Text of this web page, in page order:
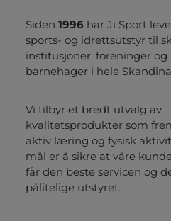
Bestilling av varen er en
mottatt bestillingen din,
levering og sender
Bestillingen er først
godkjent fraktprisen.
Siden 1996 har Ji Sport
sports- og idrettsutstyr til
institusjoner, foreninger og
barnehager i hele
Vi tilbyr et bredt utvalg av
kvalitetsprodukter som
aktiv læring og fysisk
mål er å sikre at våre
får den beste servicen og
pålitelige utstyret.